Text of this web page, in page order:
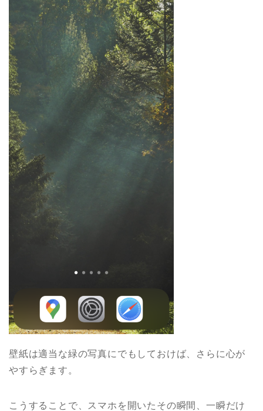
壁紙は適当な緑の写真にでもしておけば、さらに心が
やすらぎます。
こうすることで、スマホを開いたその瞬間、一瞬だけ